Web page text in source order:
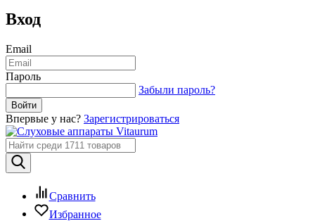
Вход
Email
Пароль
Забыли пароль?
Впервые у нас? Зарегистрироваться
Сравнить
Избранное